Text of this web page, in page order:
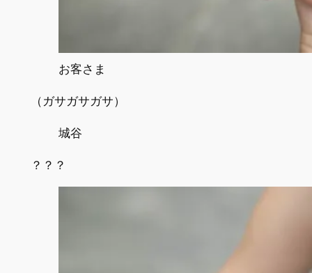
お客さま
（ガサガサガサ）
城谷
？？？